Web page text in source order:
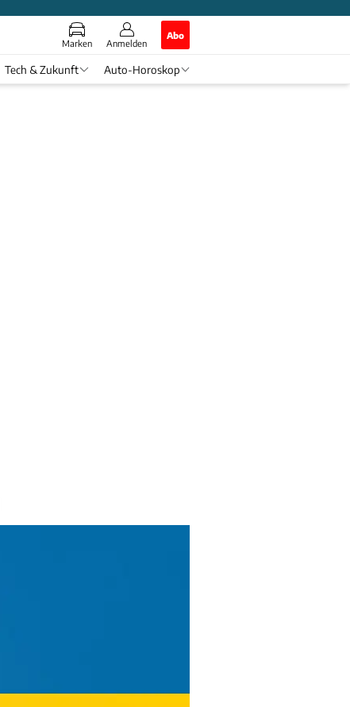
Marken Anmelden
Abo
Tech & Zukunft Auto-Horoskop